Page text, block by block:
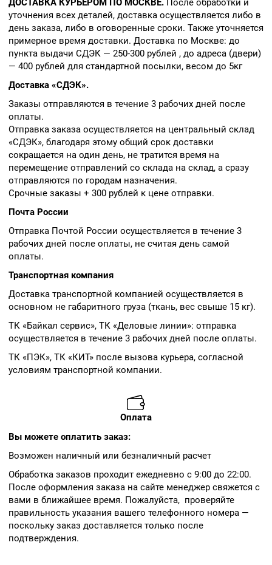
ДОСТАВКА КУРЬЕРОМ ПО МОСКВЕ. После обработки и
уточнения всех деталей, доставка осуществляется либо в
день заказа, либо в оговоренные сроки. Также уточняется
примерное время доставки. Доставка по Москве: до
пункта выдачи СДЭК — 250-300 рублей , до адреса (двери)
— 400 рублей для стандартной посылки, весом до 5кг
Доставка «СДЭК».
Заказы отправляются в течение 3 рабочих дней после
оплаты.
Отправка заказа осуществляется на центральный склад
«СДЭК», благодаря этому общий срок доставки
сокращается на один день, не тратится время на
перемещение отправлений со склада на склад, а сразу
отправляются по городам назначения.
Срочные заказы + 300 рублей к цене отправки.
Почта России
Отправка Почтой России осуществляется в течение 3
рабочих дней после оплаты, не считая день самой
оплаты.
Транспортная компания
Доставка транспортной компанией осуществляется в
основном не габаритного груза (ткань, вес свыше 15 кг).
ТК «Байкал сервис», ТК «Деловые линии»: отправка
осуществляется в течение 3 рабочих дней после оплаты.
ТК «ПЭК», ТК «КИТ» после вызова курьера, согласной
условиям транспортной компании.
Оплата
Вы можете оплатить заказ:
Возможен наличный или безналичный расчет
Обработка заказов проходит ежедневно с 9:00 до 22:00.
После оформления заказа на сайте менеджер свяжется с
вами в ближайшее время. Пожалуйста, проверяйте
правильность указания вашего телефонного номера —
поскольку заказ доставляется только после
подтверждения.